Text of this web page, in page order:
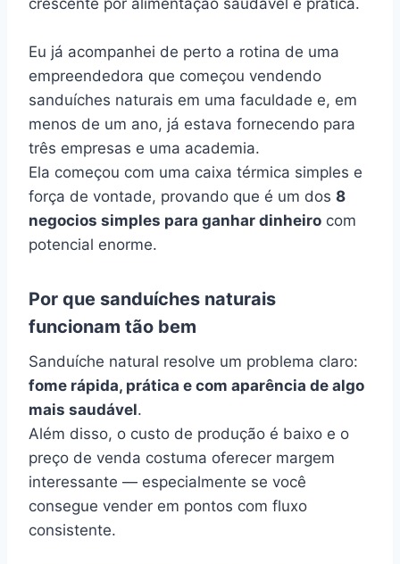
Eu já acompanhei de perto a rotina de uma
empreendedora que começou vendendo
sanduíches naturais em uma faculdade e, em
menos de um ano, já estava fornecendo para
três empresas e uma academia.
Ela começou com uma caixa térmica simples e
força de vontade, provando que é um dos 8
negocios simples para ganhar dinheiro com
potencial enorme.
Por que sanduíches naturais
funcionam tão bem
Sanduíche natural resolve um problema claro:
fome rápida, prática e com aparência de algo
mais saudável.
Além disso, o custo de produção é baixo e o
preço de venda costuma oferecer margem
interessante — especialmente se você
consegue vender em pontos com fluxo
consistente.